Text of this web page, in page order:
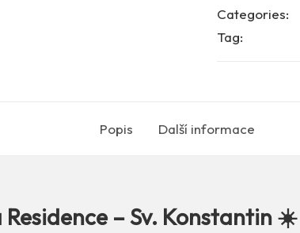
Categories:
Tag:
Popis Další informace
Residence – Sv. Konstantin ☀️